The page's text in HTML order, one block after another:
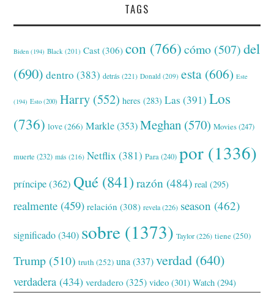
TAGS
Biden (194) Black (201) Cast (306) con (766) cómo (507) del
(690) dentro (383) detrás (221) Donald (209) esta (606) Este
(194) Esto (200) Harry (552) heres (283) Las (391) Los
(736) love(266) Markle(353) Meghan (570) Movies(247)
muerte (232) más (216) Netflix (381) Para(240) por (1336)
príncipe(362) Qué (841) razón (484) real (295)
realmente (459) relación (308) revela(226) season (462)
significado(340) sobre (1373) Taylor(226) tiene(250)
Trump (510) truth (252) una (337) verdad (640)
verdadera (434) verdadero (325) video (301) Watch (294)